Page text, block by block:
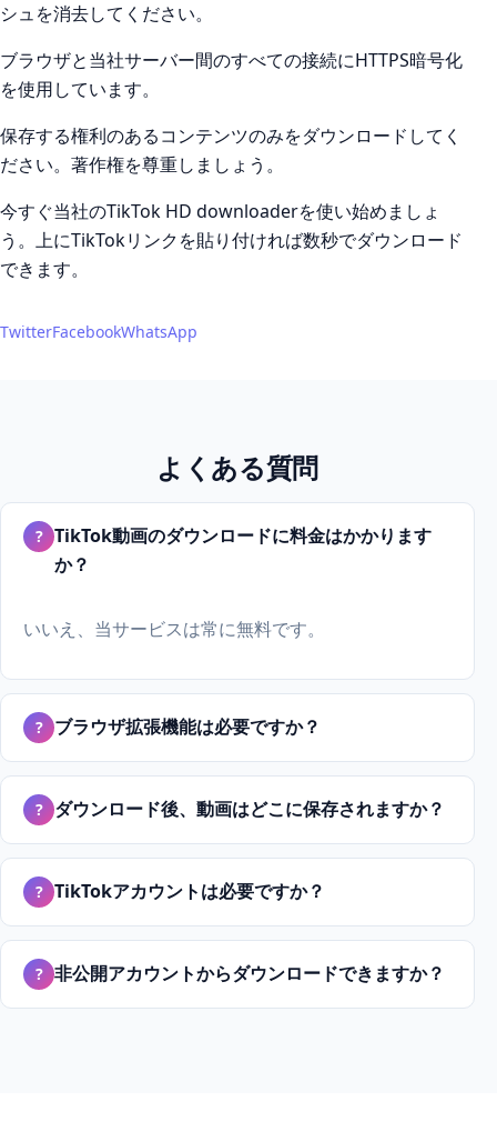
シュを消去してください。
ブラウザと当社サーバー間のすべての接続にHTTPS暗号化
を使用しています。
保存する権利のあるコンテンツのみをダウンロードしてく
ださい。著作権を尊重しましょう。
今すぐ当社のTikTok HD downloaderを使い始めましょ
う。上にTikTokリンクを貼り付ければ数秒でダウンロード
できます。
TwitterFacebookWhatsApp
よくある質問
? TikTok動画のダウンロードに料金はかかります
か？
いいえ、当サービスは常に無料です。
? ブラウザ拡張機能は必要ですか？
? ダウンロード後、動画はどこに保存されますか？
? TikTokアカウントは必要ですか？
? 非公開アカウントからダウンロードできますか？